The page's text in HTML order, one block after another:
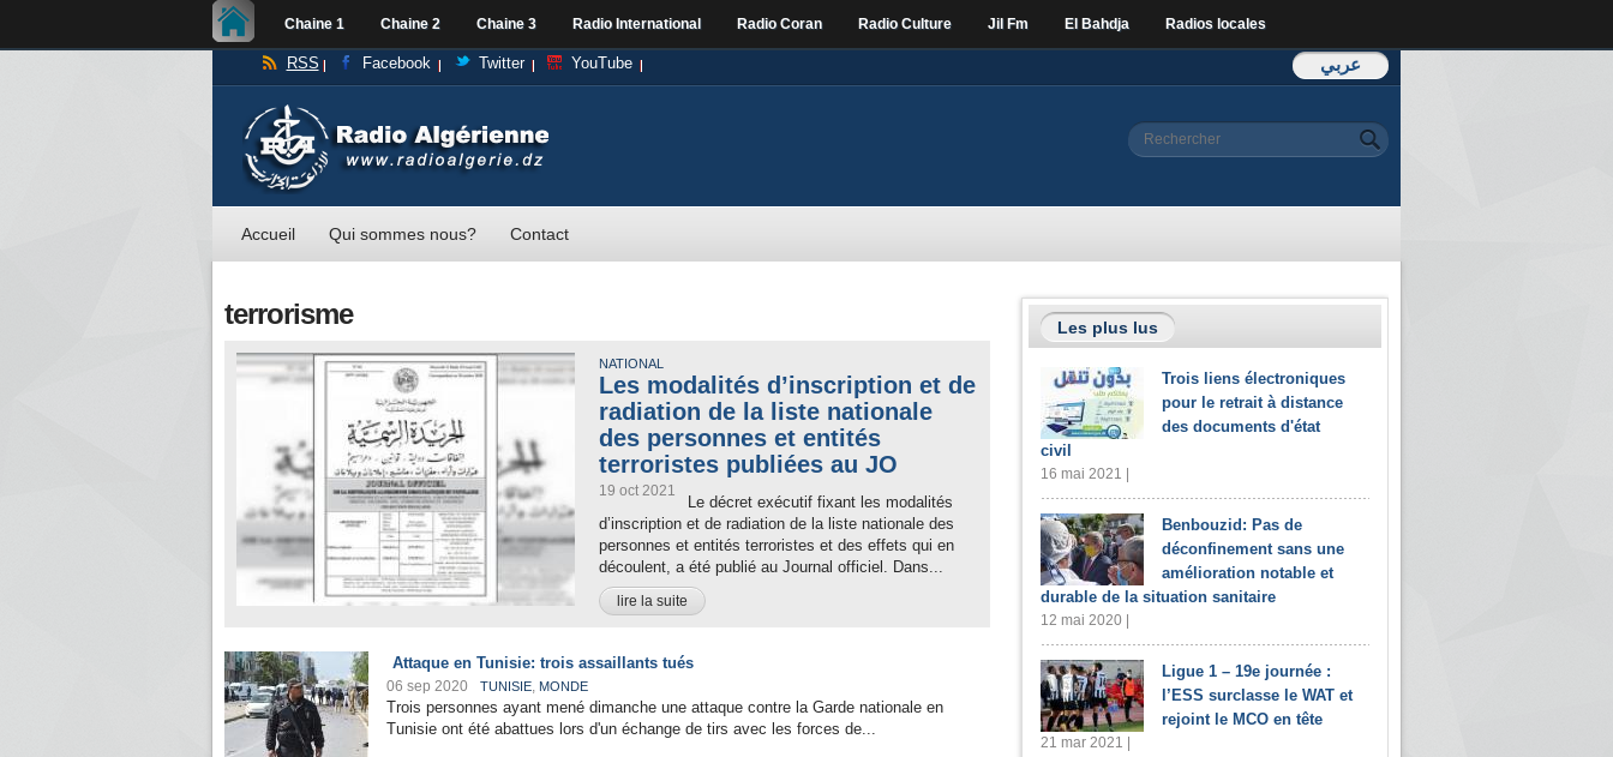
Chaine 1 Chaine 2 Chaine 3 Radio International Radio Coran Radio Culture Jil Fm El Bahdja Radios locales
عربي RSS Facebook Twitter YouTube
Formulaire de
Rechercher
Accueil Qui sommes nous? Contact
terrorisme
NATIONAL
Les modalités d’inscription et de
radiation de la liste nationale
des personnes et entités
terroristes publiées au JO
19 oct 2021
Le décret exécutif fixant les modalités
d’inscription et de radiation de la liste nationale des
personnes et entités terroristes et des effets qui en
découlent, a été publié au Journal officiel. Dans...
lire la suite
Attaque en Tunisie: trois assaillants tués
06 sep 2020 TUNISIE, MONDE
Trois personnes ayant mené dimanche une attaque contre la Garde nationale en
Tunisie ont été abattues lors d'un échange de tirs avec les forces de...
Les plus lus
Trois liens électroniques
pour le retrait à distance
des documents d'état
civil
16 mai 2021 |
Benbouzid: Pas de
déconfinement sans une
amélioration notable et
durable de la situation sanitaire
12 mai 2020 |
Ligue 1 – 19e journée :
l’ESS surclasse le WAT et
rejoint le MCO en tête
21 mar 2021 |